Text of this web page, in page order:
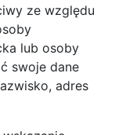
ze względu
lub osoby
swoje dane
adres